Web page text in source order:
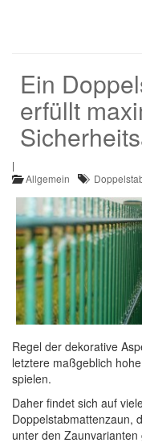
Ein
erfüllt
|
Allgemein
Regel der dekorative
letztere maßgeblich
spielen.
Daher findet sich auf
Doppelstabmattenzaun,
unter den